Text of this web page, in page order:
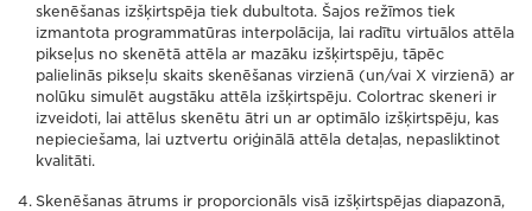
skenēšanas izšķirtspēja tiek dubultota. Šajos režīmos tiek
izmantota programmatūras interpolācija, lai radītu virtuālos attēla
pikseļus no skenētā attēla ar mazāku izšķirtspēju, tāpēc
palielinās pikseļu skaits skenēšanas virzienā (un/vai X virzienā) ar
nolūku simulēt augstāku attēla izšķirtspēju. Colortrac skeneri ir
izveidoti, lai attēlus skenētu ātri un ar optimālo izšķirtspēju, kas
nepieciešama, lai uztvertu oriģinālā attēla detaļas, nepasliktinot
kvalitāti.
Skenēšanas ātrums ir proporcionāls visā izšķirtspējas diapazonā,